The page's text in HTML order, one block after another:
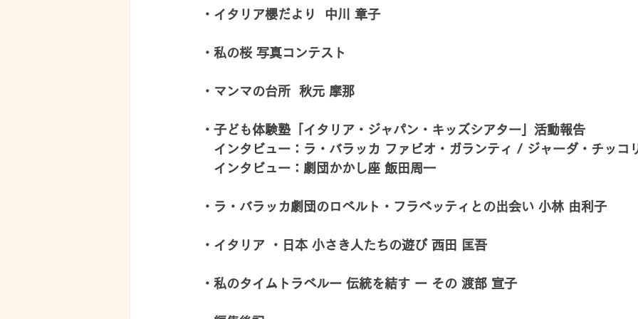
・イタリア櫻だより  中川 章子
・私の桜 写真コンテスト
・マンマの台所  秋元 摩那
・子ども体験塾「イタリア・ジャパン・キッズシアター」活動報告
インタビュー：ラ・バラッカ ファビオ・ガランティ / ジャーダ・チッコ
インタビュー：劇団かかし座 飯田周一
・ラ・バラッカ劇団のロベルト・フラベッティとの出会い 小林 由利子
・イタリア ・日本 小さき人たちの遊び 西田 匡吾
・私のタイムトラベルー 伝統を結す ー その 渡部 宣子